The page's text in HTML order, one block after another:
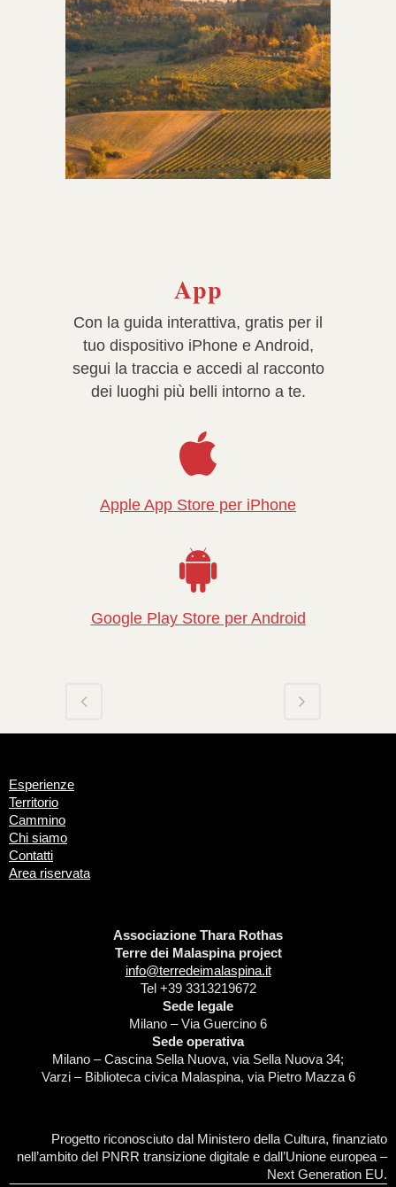
App
Con la guida interattiva, gratis per il
tuo dispositivo iPhone e Android,
segui la traccia e accedi al racconto
dei luoghi più belli intorno a te.
Apple App Store per iPhone
Google Play Store per Android
Esperienze
Territorio
Cammino
Chi siamo
Contatti
Area riservata
Associazione Thara Rothas
Terre dei Malaspina project
info@terredeimalaspina.it
Tel +39 3313219672
Sede legale
Milano – Via Guercino 6
Sede operativa
Milano – Cascina Sella Nuova, via Sella Nuova 34;
Varzi – Biblioteca civica Malaspina, via Pietro Mazza 6
Progetto riconosciuto dal Ministero della Cultura, finanziato
nell’ambito del PNRR transizione digitale e dall’Unione europea –
Next Generation EU.